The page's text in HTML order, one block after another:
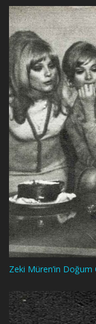
Zeki Müren’in Doğum